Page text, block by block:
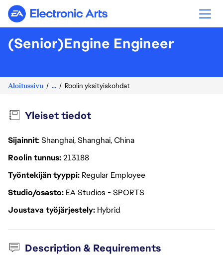
Electronic Arts
(Senior)Engine Engineer
Aloitussivu ... Roolin yksityiskohdat
Yleiset tiedot
Sijainnit: Shanghai, Shanghai, China
Roolin tunnus213188
Työntekijän tyyppi Regular Employee
Studio/osasto EA Studios - SPORTS
Joustava työjärjestely Hybrid
Description & Requirements